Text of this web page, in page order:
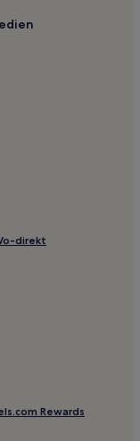
and Exhibition
direkt
Rewards